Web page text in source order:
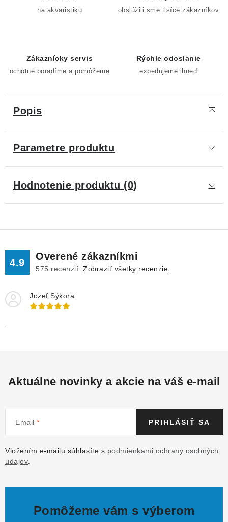
na akvaristiku obslúžili sme tisíce zákazníkov
Zákaznícky servis
ochotne poradíme a pomôžeme
Rýchle odoslanie
expedujeme ihneď
Popis
Parametre produktu
Hodnotenie produktu (0)
4.9
Overené zákazníkmi
575 recenzií. Zobraziť všetky recenzie
Jozef Sýkora
Aktuálne novinky a akcie na váš e-mail
Email
Vložením e-mailu súhlasíte s podmienkami ochrany osobných
údajov
PRIHLÁSIŤ SA
Pomôžeme vám s výberom